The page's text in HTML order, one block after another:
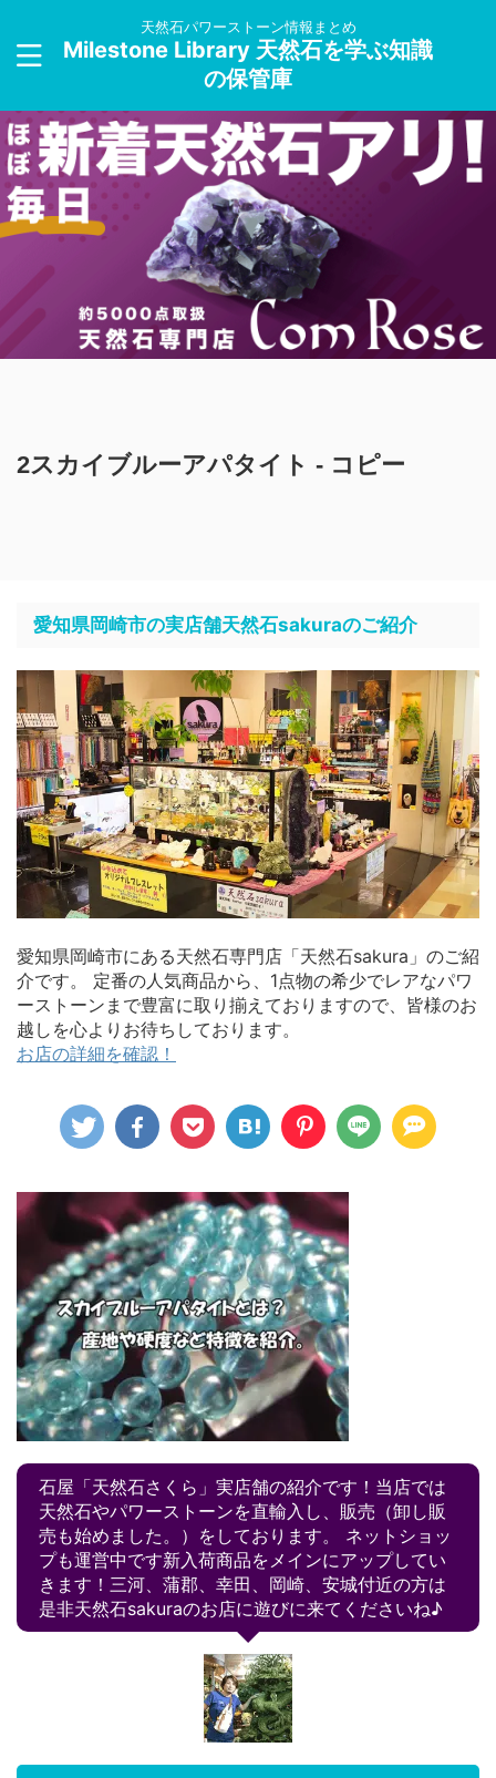
天然石パワーストーン情報まとめ
Milestone Library 天然石を学ぶ知識
の保管庫
2スカイブルーアパタイト - コピー
愛知県岡崎市の実店舗天然石sakuraのご紹介
愛知県岡崎市にある天然石専門店「天然石sakura」のご紹
介です。 定番の人気商品から、1点物の希少でレアなパワ
ーストーンまで豊富に取り揃えておりますので、皆様のお
越しを心よりお待ちしております。
お店の詳細を確認！
石屋「天然石さくら」実店舗の紹介です！当店では
天然石やパワーストーンを直輸入し、販売（卸し販
売も始めました。）をしております。 ネットショッ
プも運営中です新入荷商品をメインにアップしてい
きます！三河、蒲郡、幸田、岡崎、安城付近の方は
是非天然石sakuraのお店に遊びに来てくださいね♪